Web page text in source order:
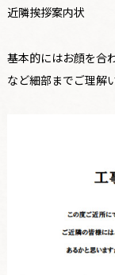
近隣挨拶案内状
基本的にはお顔を合
など細部までご理解